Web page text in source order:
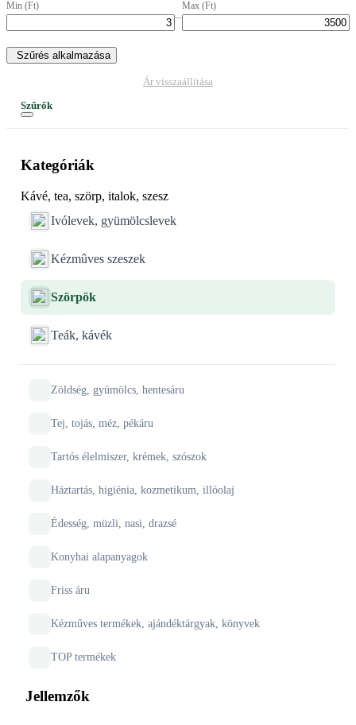
Min (Ft)
–
Max (Ft)
Szűrés alkalmazása
Ár visszaállítása
Szűrők
Kategóriák
Kávé, tea, szörp, italok, szesz
Ivólevek, gyümölcslevek
Kézmûves szeszek
Szörpök
Teák, kávék
Zöldség, gyümölcs, hentesáru
Tej, tojás, méz, pékáru
Tartós élelmiszer, krémek, szószok
Háztartás, higiénia, kozmetikum, illóolaj
Édesség, müzli, nasi, drazsé
Konyhai alapanyagok
Friss áru
Kézműves termékek, ajándéktárgyak, könyvek
TOP termékek
Jellemzők